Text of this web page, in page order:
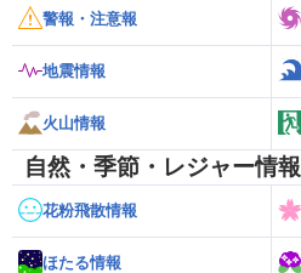
警報・注意報
地震情報
火山情報
自然・季節・レジャー情報
花粉飛散情報
ほたる情報